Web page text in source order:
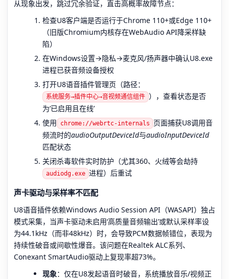
从现象出发，跳过冗余验证，直击高概率故障节点：
检查U8客户端是否运行于Chrome 110+或Edge 110+
（旧版Chromium内核存在WebAudio API降采样缺
陷）
在Windows设置→隐私→麦克风/扬声器中确认U8.exe
进程已获音频设备授权
打开U8语音插件管理页（路径：
系统服务→插件中心→音视频通信组件 ），查看状态是否
为‘已启用且在线’
使用
chrome://webrtc-internals
页面捕获U8调用音
频流时的audioOutputDeviceId与audioInputDeviceId
匹配状态
关闭杀毒软件实时防护（尤其360、火绒等会劫持
audiodg.exe 进程）后重试
声卡驱动与采样率不匹配
U8语音插件依赖Windows Audio Session API（WASAPI）独占
模式采集，当声卡驱动未启用‘高质量音频输出’或默认采样率设
为44.1kHz（而非48kHz）时，会导致PCM数据帧错位，表现为
持续性破音或间歇性爆音。该问题在Realtek ALC系列、
Conexant SmartAudio驱动上复现率超73%。
现象：仅在U8发起语音时破音，系统播放音乐/视频正